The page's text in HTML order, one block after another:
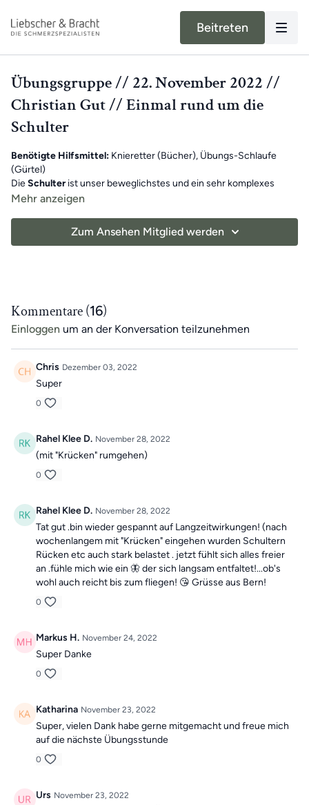
Beitreten
Übungsgruppe // 22. November 2022 //
Christian Gut // Einmal rund um die
Schulter
Benötigte Hilfsmittel: Knieretter (Bücher), Übungs-Schlaufe
(Gürtel)
DieSchulterist unser beweglichstes und ein sehr komplexes
Gelenk.Muskeln, Bänder und Sehnen
wir gut Acht auf unsere Schultern geben, sie regelmäßig
und bewegen.
Christian hat daher das heutige Training ganz auf die Schultern
fokussiert. Gemeinsam macht ihrvielfältige Engpassdehnungen
Mehr anzeigen
Zum Ansehen Mitglied werden
Kommentare (16)
Einloggen um an der Konversation teilzunehmen
Chris Dezember 03, 2022
Super
0
Rahel Klee D. November 28, 2022
(mit "Krücken" rumgehen)
0
Rahel Klee D. November 28, 2022
Tat gut .bin wieder gespannt auf Langzeitwirkungen! (nach
wochenlangem mit "Krücken" eingehen wurden Schultern
Rücken etc auch stark belastet . jetzt fühlt sich alles freier
an .fühle mich wie ein 🦋 der sich langsam entfaltet!...ob's
wohl auch reicht bis zum fliegen! 😘 Grüsse aus Bern!
0
Markus H. November 24, 2022
Super Danke
0
Katharina November 23, 2022
Super, vielen Dank habe gerne mitgemacht und freue mich
auf die nächste Übungsstunde
0
Urs November 23, 2022